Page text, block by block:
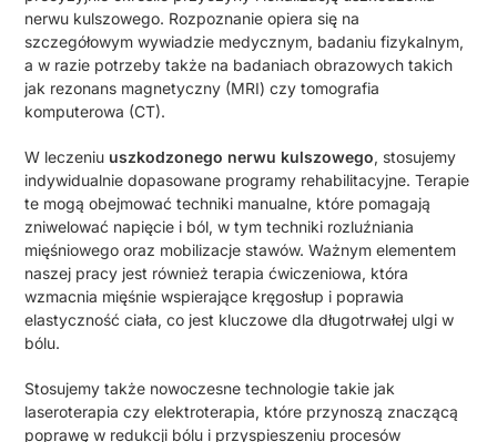
nerwu kulszowego. Rozpoznanie opiera się na
szczegółowym wywiadzie medycznym, badaniu fizykalnym,
a w razie potrzeby także na badaniach obrazowych takich
jak rezonans magnetyczny (MRI) czy tomografia
komputerowa (CT).
W leczeniu uszkodzonego nerwu kulszowego, stosujemy
indywidualnie dopasowane programy rehabilitacyjne. Terapie
te mogą obejmować techniki manualne, które pomagają
zniwelować napięcie i ból, w tym techniki rozluźniania
mięśniowego oraz mobilizacje stawów. Ważnym elementem
naszej pracy jest również terapia ćwiczeniowa, która
wzmacnia mięśnie wspierające kręgosłup i poprawia
elastyczność ciała, co jest kluczowe dla długotrwałej ulgi w
bólu.
Stosujemy także nowoczesne technologie takie jak
laseroterapia czy elektroterapia, które przynoszą znaczącą
poprawę w redukcji bólu i przyspieszeniu procesów